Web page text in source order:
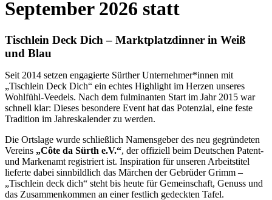
September 2026 statt
Tischlein Deck Dich – Marktplatzdinner in Weiß
und Blau
Seit 2014 setzen engagierte Sürther Unternehmer*innen mit
„Tischlein Deck Dich“ ein echtes Highlight im Herzen unseres
Wohlfühl-Veedels. Nach dem fulminanten Start im Jahr 2015 war
schnell klar: Dieses besondere Event hat das Potenzial, eine feste
Tradition im Jahreskalender zu werden.
Die Ortslage wurde schließlich Namensgeber des neu gegründeten
Vereins „Côte da Sürth e.V.“, der offiziell beim Deutschen Patent-
und Markenamt registriert ist. Inspiration für unseren Arbeitstitel
lieferte dabei sinnbildlich das Märchen der Gebrüder Grimm –
„Tischlein deck dich“ steht bis heute für Gemeinschaft, Genuss und
das Zusammenkommen an einer festlich gedeckten Tafel.